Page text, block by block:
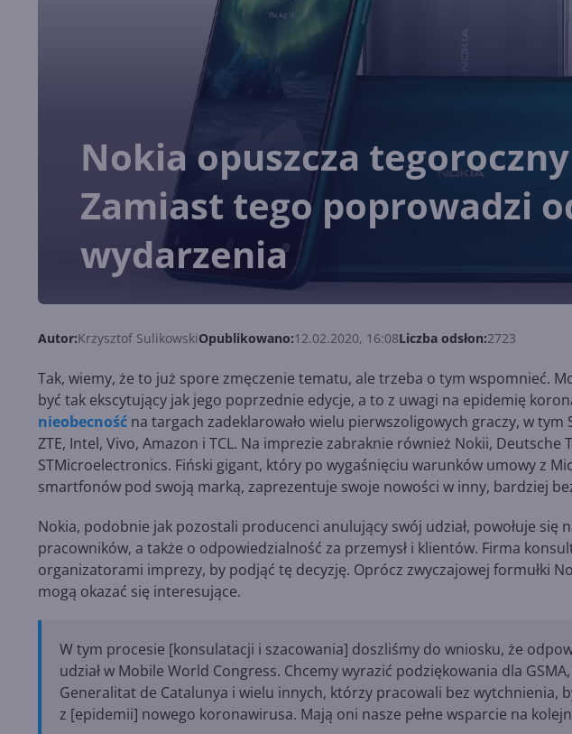
Nokia opuszcza tegoroczny
Zamiast tego poprowadzi
wydarzenia
Autor:Krzysztof SulikowskiOpublikowano:12.02.2020, 16:08Liczba odsłon:2723
Tak, wiemy, że to już spore zmęczenie tematu, ale trzeba o tym wspomnieć.
być tak ekscytujący jak jego poprzednie edycje, a to z uwagi na epidemię
nieobecność na targach zadeklarowało wielu pierwszoligowych graczy, w tym
ZTE, Intel, Vivo, Amazon i TCL. Na imprezie zabraknie również Nokii, Deutsche
STMicroelectronics. Fiński gigant, który po wygaśnięciu warunków umowy z
smartfonów pod swoją marką, zaprezentuje swoje nowości w inny, bardziej
Nokia, podobnie jak pozostali producenci anulujący swój udział, powołuje się
pracowników, a także o odpowiedzialność za przemysł i klientów. Firma
organizatorami imprezy, by podjąć tę decyzję. Oprócz zwyczajowej formułki
mogą okazać się interesujące.
W tym procesie [konsulatacji i szacowania] doszliśmy do wniosku, że
udział w Mobile World Congress. Chcemy wyrazić podziękowania dla
Generalitat de Catalunya i wielu innych, którzy pracowali bez wytchnienia,
z [epidemii] nowego koronawirusa. Mają oni nasze pełne wsparcie na